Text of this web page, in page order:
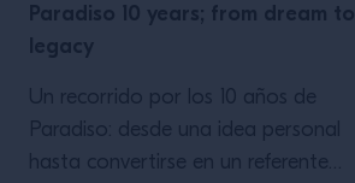
Paradiso 10 years; from dream to
legacy
Un recorrido por los 10 años de
Paradiso: desde una idea personal
hasta convertirse en un referente